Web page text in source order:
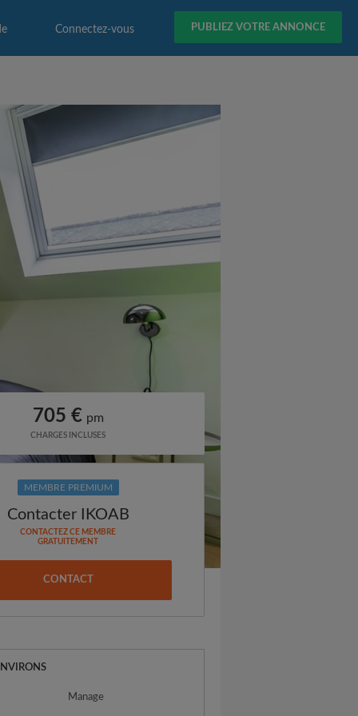
PUBLIEZ VOTRE ANNONCE
Connectez-vous
705 € pm
CHARGES INCLUSES
MEMBRE PREMIUM
Contacter IKOAB
CONTACTEZ CE MEMBRE
GRATUITEMENT
CONTACT
Manage